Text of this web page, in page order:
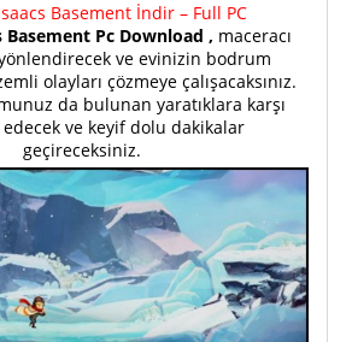
Basement İndir – Full PC
Basement Pc Download , maceracı
ve evinizin bodrum
olayları çözmeye çalışacaksınız.
da bulunan yaratıklara karşı
ve keyif dolu dakikalar
geçireceksiniz.